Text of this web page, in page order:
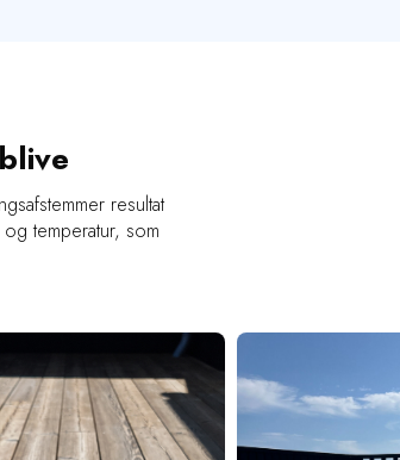
resultat
temperatur, som